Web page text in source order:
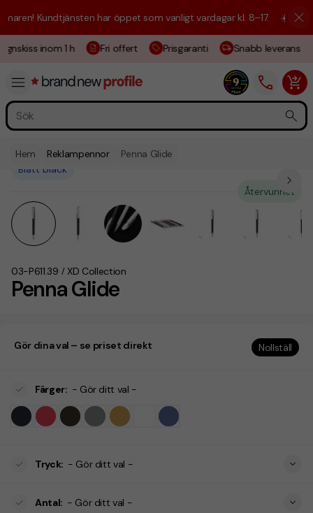
Kundtjänsten har öppet som vanligt vardagar kl. 8–17. ☀️ Vi är
inom 1 h Fri offert Prisgaranti Snabb leverans
Hem Reklampennor Penna Glide
Penna Glide
03-P611.39 / XD Collection
Återvunnet
Blått bläck
Gör dina val – se priset direkt Nollställ
Färger: - Gör ditt val -
Tryck: - Gör ditt val -
Antal: - Gör ditt val -